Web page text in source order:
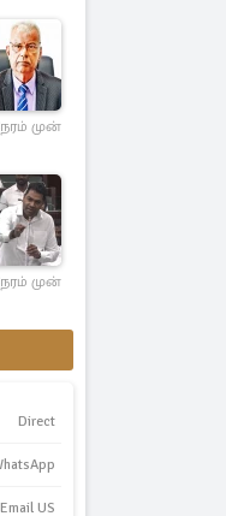
முன்
முன்
Direct
Email US